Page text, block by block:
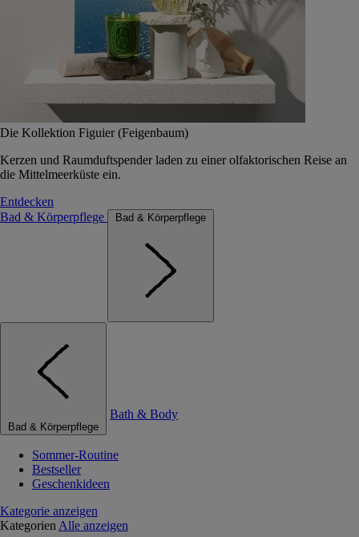
Die Kollektion Figuier (Feigenbaum)
Kerzen und Raumduftspender laden zu einer olfaktorischen Reise an
die Mittelmeerküste ein.
Entdecken
Bad & Körperpflege
Bad & Körperpflege
Bad & Körperpflege
Bath & Body
Sommer-Routine
Bestseller
Geschenkideen
Kategorie anzeigen
Kategorien Alle anzeigen